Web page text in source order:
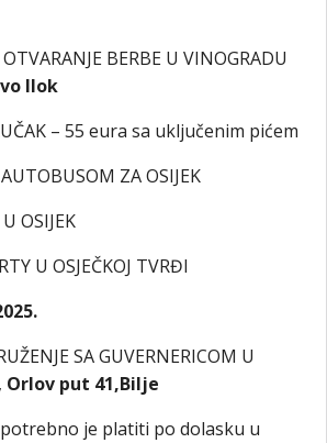
BERBE U VINOGRADU
Ilok
– 55 eura sa uključenim pićem
ZA OSIJEK
OSIJEK
U OSJEČKOJ TVRĐI
SA GUVERNERICOM U
Orlov put 41,Bilje
je platiti po dolasku u